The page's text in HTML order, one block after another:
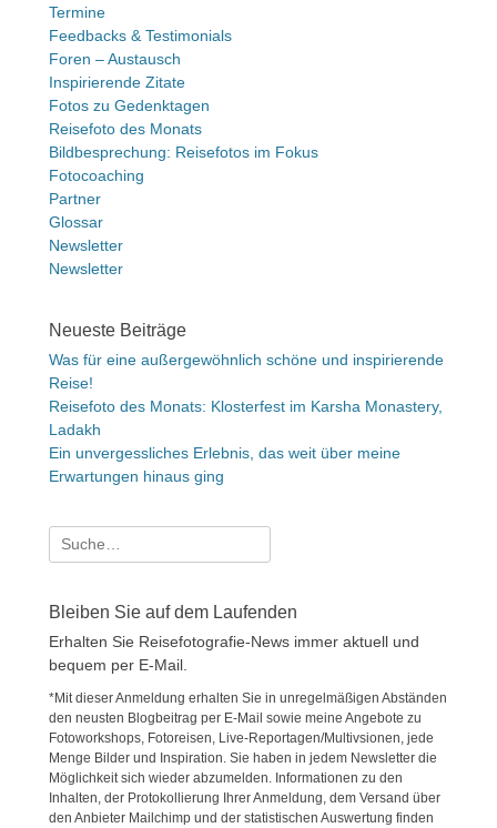
Termine
Feedbacks & Testimonials
Foren – Austausch
Inspirierende Zitate
Fotos zu Gedenktagen
Reisefoto des Monats
Bildbesprechung: Reisefotos im Fokus
Fotocoaching
Partner
Glossar
Newsletter
Newsletter
Neueste Beiträge
Was für eine außergewöhnlich schöne und inspirierende
Reise!
Reisefoto des Monats: Klosterfest im Karsha Monastery,
Ladakh
Ein unvergessliches Erlebnis, das weit über meine
Erwartungen hinaus ging
Suche
nach:
Bleiben Sie auf dem Laufenden
Erhalten Sie Reisefotografie-News immer aktuell und
bequem per E-Mail.
*Mit dieser Anmeldung erhalten Sie in unregelmäßigen Abständen
den neusten Blogbeitrag per E-Mail sowie meine Angebote zu
Fotoworkshops, Fotoreisen, Live-Reportagen/Multivsionen, jede
Menge Bilder und Inspiration. Sie haben in jedem Newsletter die
Möglichkeit sich wieder abzumelden. Informationen zu den
Inhalten, der Protokollierung Ihrer Anmeldung, dem Versand über
den Anbieter Mailchimp und der statistischen Auswertung finden